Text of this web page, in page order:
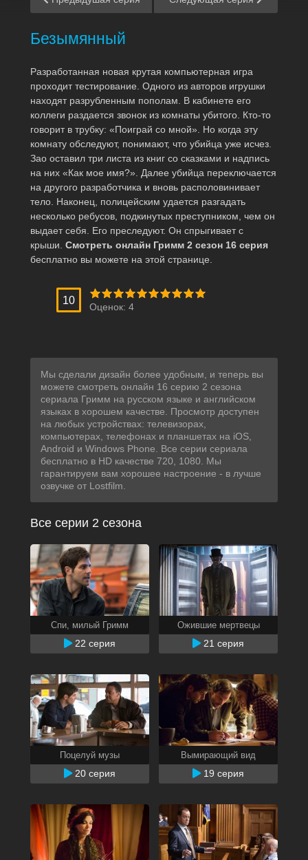
Безымянный
Разработанная новая крутая компьютерная игра
проходит тестирование. Одного из авторов игрушки
находят разрубленным пополам. В кабинете его
коллеги раздается звонок из комнаты убитого. Кто-то
говорит в трубку: «Поиграй со мной». Но когда эту
комнату обследуют, понимают, что убийца уже исчез.
Зао оставил три листа из книг со сказками и надпись
на них «Как мое имя?». Далее убийца переключается
на другого разработчика и вновь располовинивает
тело. Наконец, полицейским удается разгадать
несколько ребусов, подкинутых преступником, чем он
выдает себя. Его преследуют. Он спрыгивает с
крыши. Смотреть онлайн Гримм 2 сезон 16 серия
бесплатно вы можете на этой странице.
10
Оценок: 4
Мы сделали дизайн более удобным, и теперь вы
можете смотреть онлайн 16 серию 2 сезона
сериала Гримм на русском языке и английском
языках в хорошем качестве. Просмотр доступен
на любых устройствах: телевизорах,
компьютерах, телефонах и планшетах на iOS,
Android и Windows Phone. Все серии сериала
бесплатно в HD качестве 720, 1080. Мы
гарантируем вам хорошее настроение - в лучше
озвучке от Lostfilm.
Все серии 2 сезона
Спи, милый Гримм
22 серия
Ожившие мертвецы
21 серия
Поцелуй музы
20 серия
Вымирающий вид
19 серия